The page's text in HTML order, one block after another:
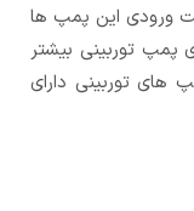
ورودی این پمپ ها
پمپ توربینی بیشتر
های توربینی دارای